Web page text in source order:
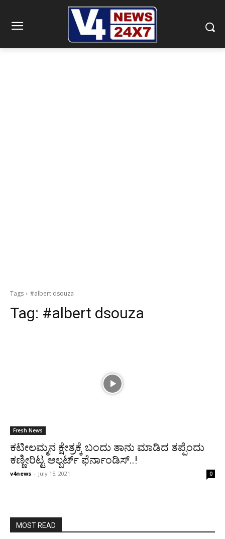
Tags #albert dsouza
Tag: #albert dsouza
Fresh News
ಕಟೀಲಮ್ಮನ ಕ್ಷೇತ್ರಕ್ಕೆ ಬಂದು ತಾನು ಮಾಡಿದ ತಪ್ಪೆಂದು
ಕಣ್ಣೀರಿಟ್ಟ ಆಲ್ಬರ್ಟ್ ಫೆರ್ನಾಂಡಿಸ್..!
v4news - July 15, 2021 0
MOST READ